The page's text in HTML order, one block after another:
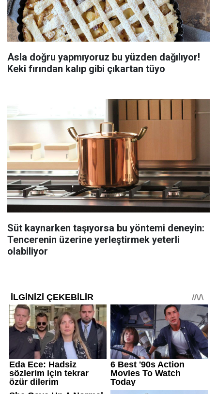
Asla doğru yapmıyoruz bu yüzden dağılıyor!
Keki fırından kalıp gibi çıkartan tüyo
Süt kaynarken taşıyorsa bu yöntemi deneyin:
Tencerenin üzerine yerleştirmek yeterli
olabiliyor